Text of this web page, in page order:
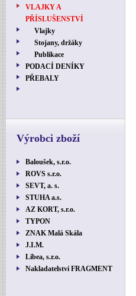
VLAJKY A
PŘÍSLUŠENSTVÍ
Vlajky
Stojany, držáky
Publikace
PODACÍ DENÍKY
PŘEBALY
Výrobci zboží
Baloušek, s.r.o.
ROVS s.r.o.
SEVT, a. s.
STUHA a.s.
AZ KORT, s.r.o.
TYPON
ZNAK Malá Skála
J.I.M.
Libea, s.r.o.
Nakladatelství FRAGMENT